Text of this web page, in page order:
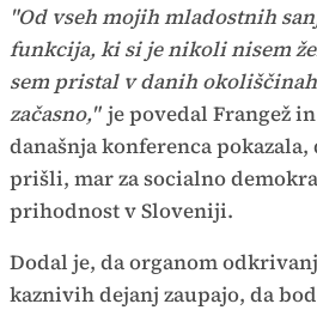
"Od vseh mojih mladostnih
funkcija, ki si je nikoli nisem
sem pristal v danih
začasno," je povedal Frangež
današnja konferenca pokazala,
prišli, mar za socialno
prihodnost v Sloveniji.
Dodal je, da organom
kaznivih dejanj zaupajo, da